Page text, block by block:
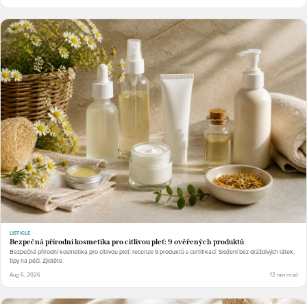
LISTICLE
Bezpečná přírodní kosmetika pro citlivou pleť: 9 ověřených produktů
Bezpečná přírodní kosmetika pro citlivou pleť: recenze 9 produktů s certifikací. Složení bez dráždivých látek,
tipy na péči. Zjistěte.
Aug 6, 2026 12 min read